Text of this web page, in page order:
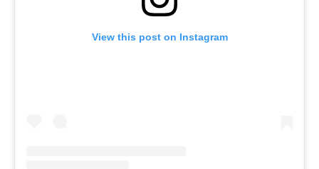
View this post on Instagram